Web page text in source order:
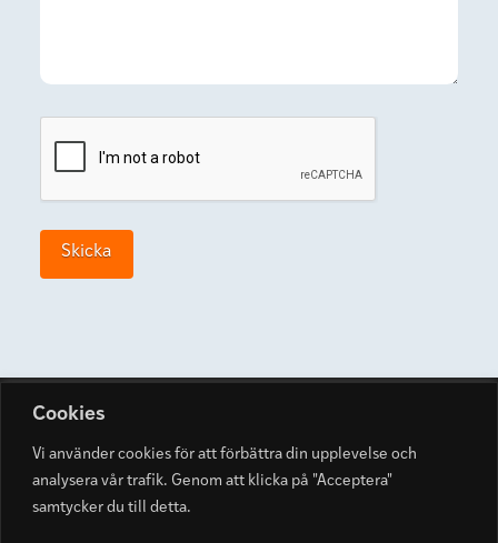
Cookies
Vi använder cookies för att förbättra din upplevelse och
analysera vår trafik. Genom att klicka på "Acceptera"
samtycker du till detta.
Skicka